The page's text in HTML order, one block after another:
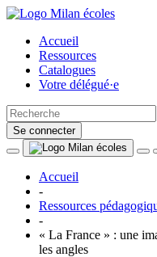
Accueil
Ressources
Catalogues
Votre délégué·e
Se connecter
Accueil
-
Ressources
-
« La France » : une
les angles